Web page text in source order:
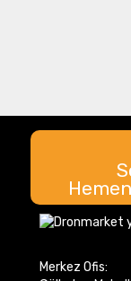
Merkez Ofis: